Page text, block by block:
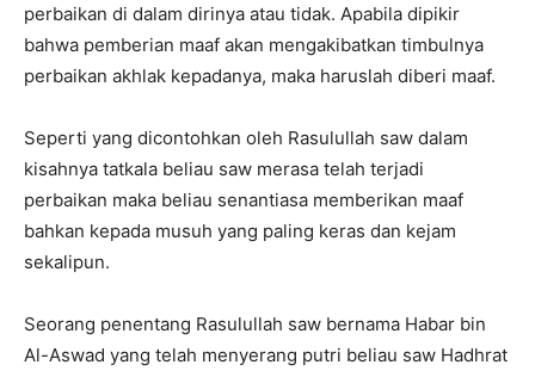
perbaikan di dalam dirinya atau tidak. Apabila dipikir
bahwa pemberian maaf akan mengakibatkan timbulnya
perbaikan akhlak kepadanya, maka haruslah diberi maaf.
Seperti yang dicontohkan oleh Rasulullah saw dalam
kisahnya tatkala beliau saw merasa telah terjadi
perbaikan maka beliau senantiasa memberikan maaf
bahkan kepada musuh yang paling keras dan kejam
sekalipun.
Seorang penentang Rasulullah saw bernama Habar bin
Al-Aswad yang telah menyerang putri beliau saw Hadhrat